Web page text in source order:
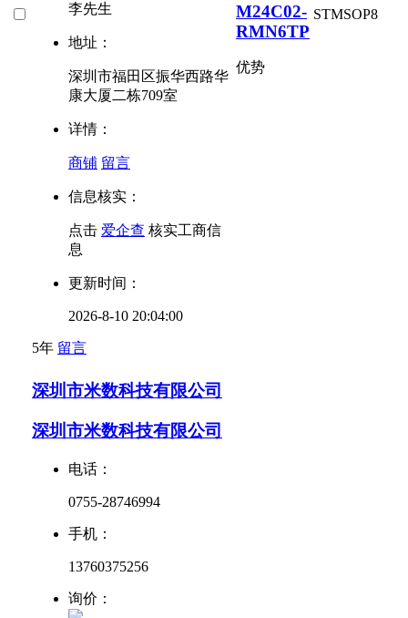
李先生
地址：
深圳市福田区振华西路华
康大厦二栋709室
详情：
商铺 留言
信息核实：
点击 爱企查 核实工商信
息
更新时间：
2026-8-10 20:04:00
5年 留言
M24C02-
RMN6TP
优势
STMSOP8
深圳市米数科技有限公司
深圳市米数科技有限公司
电话：
0755-28746994
手机：
13760375256
询价：